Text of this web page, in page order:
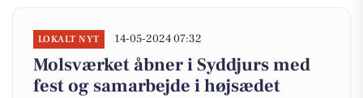
LOKALT NYT 14-05-2024 07:32
Molsværket åbner i Syddjurs med
fest og samarbejde i højsædet